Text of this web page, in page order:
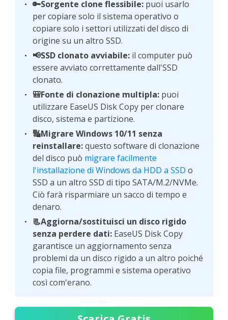
🔑Sorgente clone flessibile:puoi usarlo
per copiare solo il sistema operativo o
copiare solo i settori utilizzati del disco di
origine su un altro SSD.
📢SSD clonato avviabile:il computer può
essere avviato correttamente dall'SSD
clonato.
🎒Fonte di clonazione multipla:puoi
utilizzare EaseUS Disk Copy per clonare
disco, sistema e partizione.
🔣Migrare Windows 10/11 senza
reinstallare:questo software di clonazione
del disco può migrare facilmente
l'installazione di Windows da HDD a SSD o
SSD a un altro SSD di tipo SATA/M.2/NVMe.
Ciò farà risparmiare un sacco di tempo e
denaro.
📃Aggiorna/sostituisci un disco rigido
senza perdere dati:EaseUS Disk Copy
garantisce un aggiornamento senza
problemi da un disco rigido a un altro poiché
copia file, programmi e sistema operativo
così com'erano.